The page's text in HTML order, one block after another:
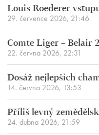
Louis Roederer
29. července 2026, 21:46
Comte Liger – Belair
22. června 2026, 22:31
Dosáž nejlepších
14. června 2026, 13:53
Příliš levný
24. dubna 2026, 21:59